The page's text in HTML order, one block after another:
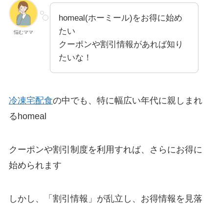
悩むママ
homeal(ホーミール)をお得に始め
たい
クーポンや割引情報があれば知り
たいな！
冷凍宅配食の中でも、特に幅広い年代に親しまれ
るhomeal
クーポンや割引制度を利用すれば、さらにお得に
始められます
しかし、「割引情報」が乱立し、 お得情報を見落